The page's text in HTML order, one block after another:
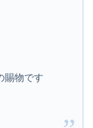
賜物です